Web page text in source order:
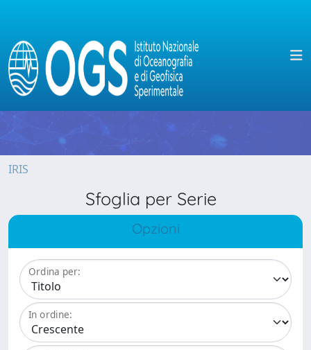
IRIS
Sfoglia per Serie
Opzioni
Ordina per:
In ordine: